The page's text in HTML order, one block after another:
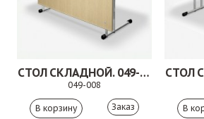
СТОЛ СКЛАДНОЙ. 049-008
049-008
Заказ